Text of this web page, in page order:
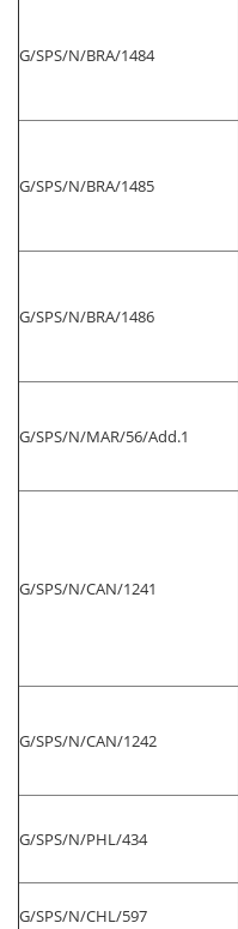
G/SPS/N/BRA/1484
G/SPS/N/BRA/1485
G/SPS/N/BRA/1486
G/SPS/N/MAR/56/Add.1
G/SPS/N/CAN/1241
G/SPS/N/CAN/1242
G/SPS/N/PHL/434
G/SPS/N/CHL/597